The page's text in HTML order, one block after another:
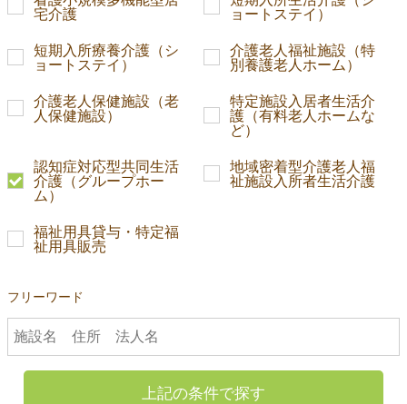
宅介護
ョートステイ）
短期入所療養介護（シ
ョートステイ）
介護老人福祉施設（特
別養護老人ホーム）
介護老人保健施設（老
人保健施設）
特定施設入居者生活介
護（有料老人ホームな
ど）
認知症対応型共同生活
介護（グループホー
ム）
地域密着型介護老人福
祉施設入所者生活介護
福祉用具貸与・特定福
祉用具販売
フリーワード
上記の条件で探す